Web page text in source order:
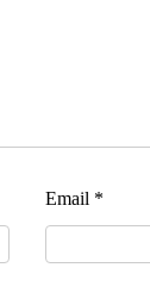
Email *